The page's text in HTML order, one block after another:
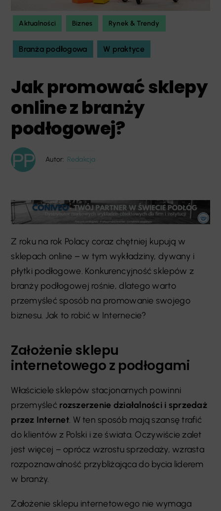
Aktualności Biznes Rynek & Trendy
Branża podłogowa W praktyce
Jak promować sklepy
online z branży
podłogowej?
Autor: Redakcja
Z roku na rok Polacy coraz chętniej kupują w
sklepach online – w tym wykładziny, dywany i
płytki podłogowe. Konkurencyjność sklepów z
branży podłogowej rośnie, dlatego warto
przemyśleć sposób na promowanie swojego
biznesu. Jak to robić w Internecie?
Założenie sklepu
internetowego z podłogami
Właściciele sklepów stacjonarnych powinni
przemyśleć rozszerzenie działalności i sprzedaż
przez Internet. W ten sposób mają szansę trafić
do klientów z Polski i ze świata. Oczywiście zalet
jest więcej – oprócz wzrostu sprzedaży, wzrasta
rozpoznawalność przybliżająca do bycia liderem
w branży.
Założenie sklepu internetowego nie wymaga